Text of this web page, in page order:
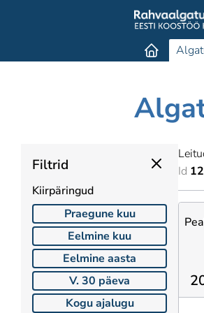
Filtrid
Kiirpäringud
Praegune kuu
Eelmine kuu
Eelmine aasta
V. 30 päeva
Kogu ajalugu
Id